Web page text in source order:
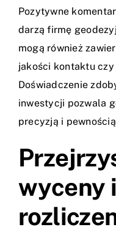
Pozytywne
darzą firmę
mogą również
jakości kontaktu
Doświadczenie
inwestycji pozwala
precyzją i
wyceny